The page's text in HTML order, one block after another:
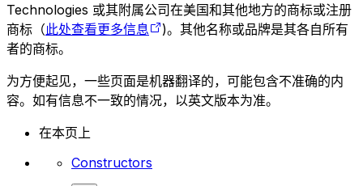
Technologies 或其附属公司在美国和其他地方的商标或注册
商标（此处查看更多信息
)。其他名称或品牌是其各自所有
者的商标。
为方便起见，一些页面是机器翻译的，可能包含不准确的内
容。如有信息不一致的情况，以英文版本为准。
在本页上
Constructors